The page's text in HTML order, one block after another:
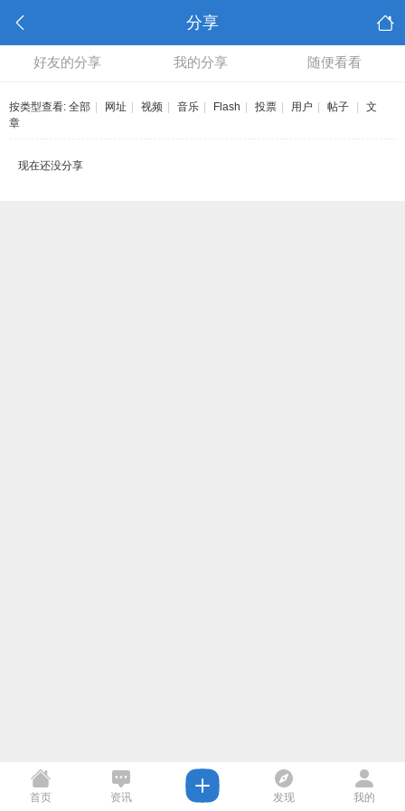
分享
好友的分享 我的分享 随便看看
按类型查看: 全部 网址 视频 音乐 Flash 投票 用户 帖子
文
章
现在还没分享
首页 资讯 发现 我的